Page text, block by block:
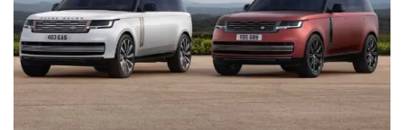
【BMW】
【AUDI】
【PORSCHE】